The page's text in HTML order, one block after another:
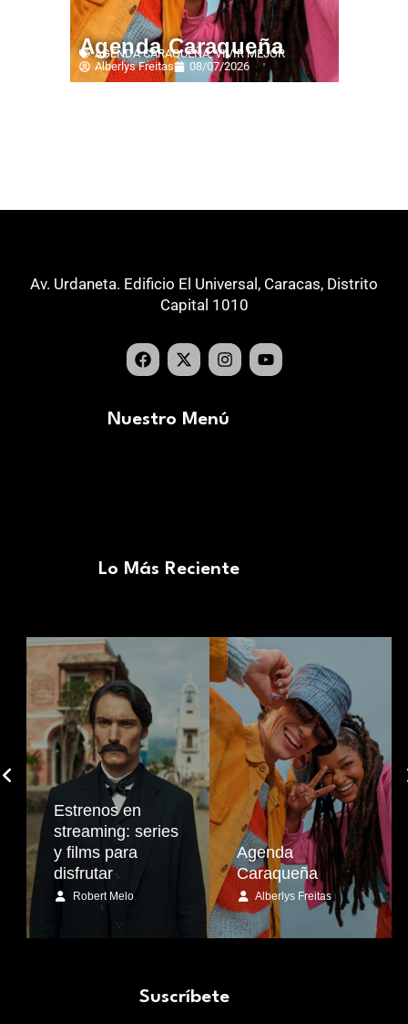
Agenda Caraqueña
AGENDA CARAQUEÑA,VIVIR MEJOR
Alberlys Freitas
08/07/2026
Av. Urdaneta. Edificio El Universal, Caracas, Distrito
Capital 1010
Nuestro Menú
Lo Más Reciente
Estrenos en
streaming: series
y films para
disfrutar
Robert Melo
Agenda
Caraqueña
Alberlys Freitas
Suscríbete